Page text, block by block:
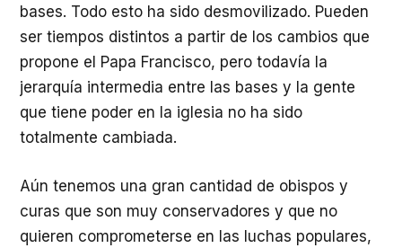
bases. Todo esto ha sido desmovilizado. Pueden
ser tiempos distintos a partir de los cambios que
propone el Papa Francisco, pero todavía la
jerarquía intermedia entre las bases y la gente
que tiene poder en la iglesia no ha sido
totalmente cambiada.
Aún tenemos una gran cantidad de obispos y
curas que son muy conservadores y que no
quieren comprometerse en las luchas populares,